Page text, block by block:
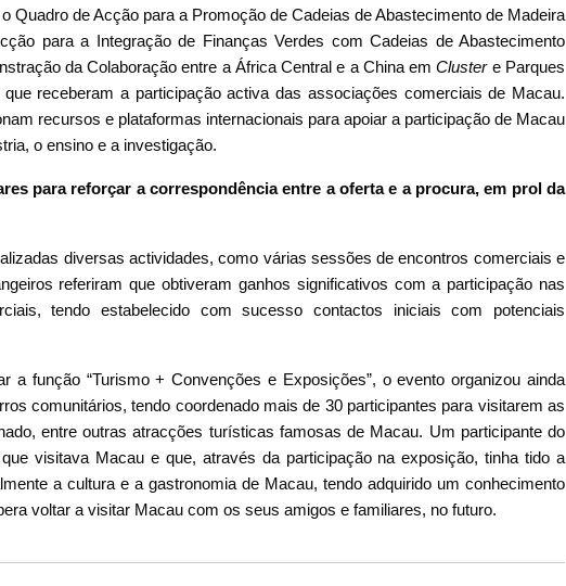
Quadro de Acção para a Promoção de Cadeias de Abastecimento de Madeira
para a Integração de Finanças Verdes com Cadeias de Abastecimento
da Colaboração entre a África Central e a China emCluster e Parques
receberam a participação activa das associações comerciais de Macau.
recursos e plataformas internacionais para apoiar a participação de Macau
o ensino e a investigação.
para reforçar a correspondência entre a oferta e a procura, em prol da
diversas actividades, como várias sessões de encontros comerciais e
referiram que obtiveram ganhos significativos com a participação nas
tendo estabelecido com sucesso contactos iniciais com potenciais
a função “Turismo + Convenções e Exposições”, o evento organizou ainda
comunitários, tendo coordenado mais de 30 participantes para visitarem as
entre outras atracções turísticas famosas de Macau. Um participante do
visitava Macau e que, através da participação na exposição, tinha tido a
a cultura e a gastronomia de Macau, tendo adquirido um conhecimento
voltar a visitar Macau com os seus amigos e familiares, no futuro.